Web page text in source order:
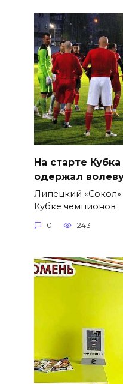
На старте
одержал
Липецкий «Сокол»
Кубке чемпионов
0 243